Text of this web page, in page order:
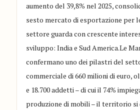
aumento del 39,8% nel 2025,
sesto mercato di esportazione per
settore guarda con crescente
sviluppo: India e Sud America.Le
confermano uno dei pilastri del
commerciale di 660 milioni di euro,
e 18.700 addetti – di cui il 74%
produzione di mobili – il territorio si